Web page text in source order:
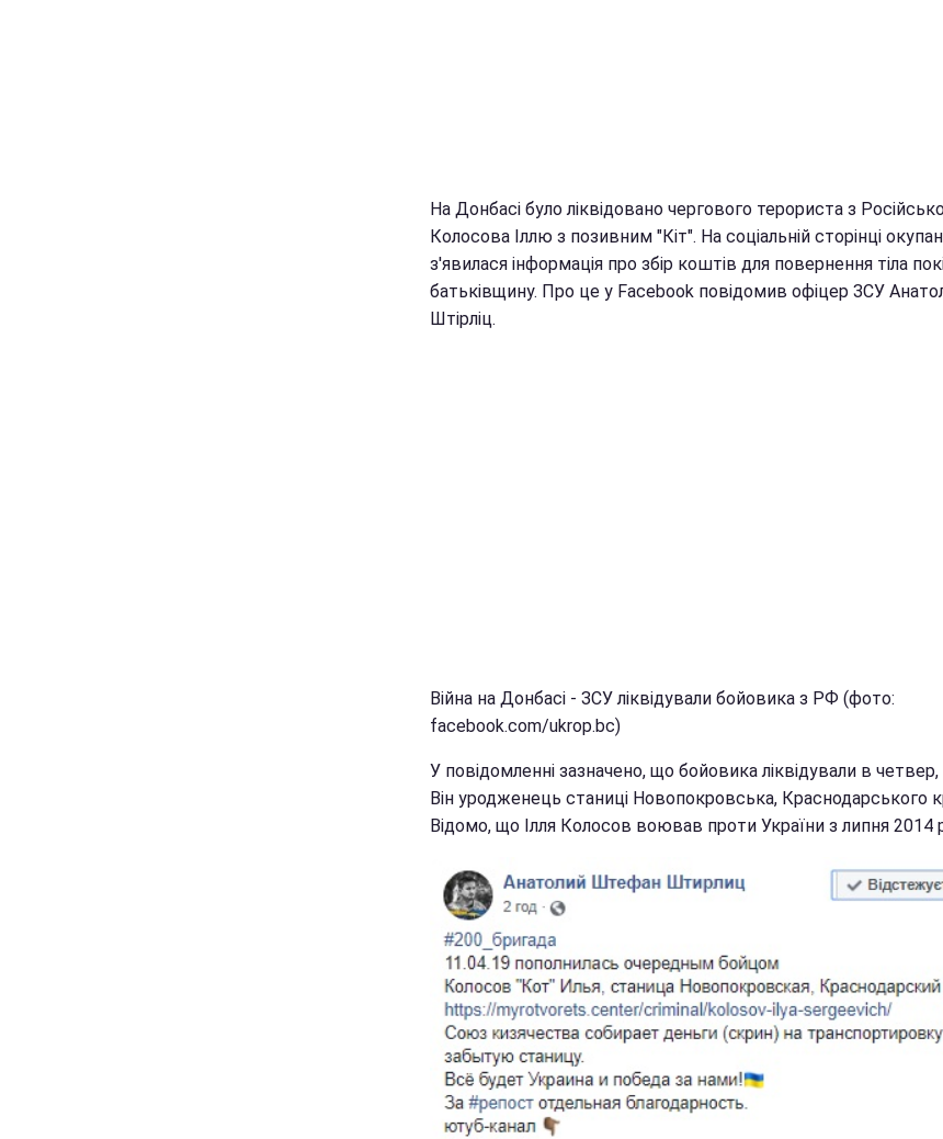
На Донбасі було ліквідовано чергового терориста з
Колосова Іллю з позивним "Кіт". На соціальній сторінці
з'явилася інформація про збір коштів для повернення тіла
батьківщину. Про це у Facebook повідомив офіцер ЗСУ
Штірліц.
Війна на Донбасі - ЗСУ ліквідували бойовика з РФ (фото:
facebook.com/ukrop.bc)
У повідомленні зазначено, що бойовика ліквідували в четвер,
Він уродженець станиці Новопокровська, Краснодарського
Відомо, що Ілля Колосов воював проти України з липня 2014